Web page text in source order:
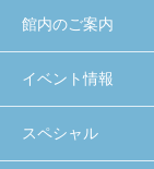
館内のご案内
イベント情報
スペシャル